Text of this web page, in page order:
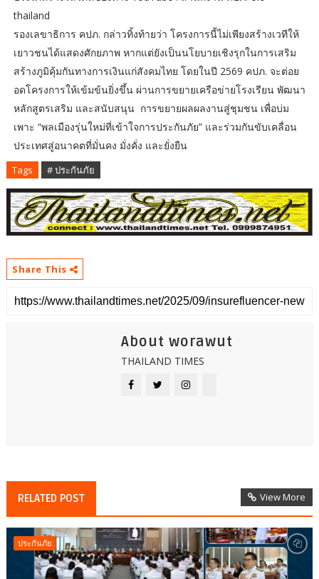
thailand
รองเลขาธิการ คปภ. กล่าวทิ้งท้ายว่า โครงการนี้ไม่เพียงสร้างเวทีให้
เยาวชนได้แสดงศักยภาพ หากแต่ยังเป็นนโยบายเชิงรุกในการเสริม
สร้างภูมิคุ้มกันทางการเงินแก่สังคมไทย โดยในปี 2569 คปภ. จะต่อย
อดโครงการให้เข้มข้นยิ่งขึ้น ผ่านการขยายเครือข่ายโรงเรียน พัฒนา
หลักสูตรเสริม และสนับสนุน การขยายผลผลงานสู่ชุมชน เพื่อบ่ม
เพาะ “พลเมืองรุ่นใหม่ที่เข้าใจการประกันภัย” และร่วมกันขับเคลื่อน
ประเทศสู่อนาคตที่มั่นคง มั่งคั่ง และยั่งยืน
Tags # ประกันภัย
Share This
About worawut
THAILAND TIMES
RELATED POST View More
ประกันภัย